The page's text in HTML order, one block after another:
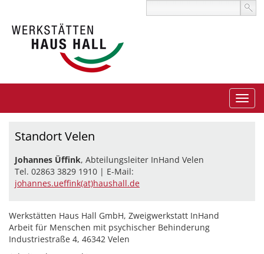
Standort Velen
Johannes Üffink, Abteilungsleiter InHand Velen
Tel. 02863 3829 1910 | E-Mail:
johannes.ueffink(at)haushall.de
Werkstätten Haus Hall GmbH, Zweigwerkstatt InHand
Arbeit für Menschen mit psychischer Behinderung
Industriestraße 4, 46342 Velen